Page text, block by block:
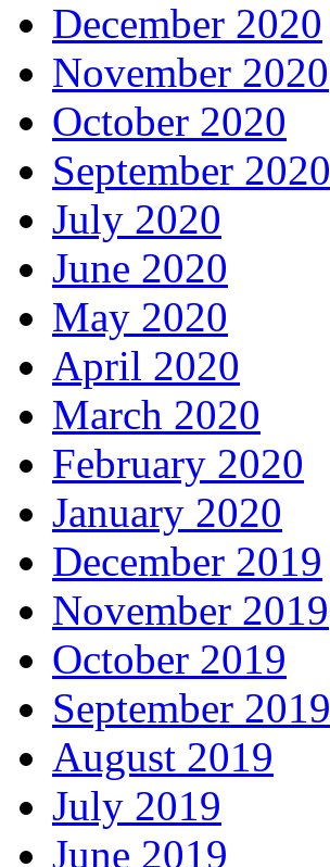
December 2020
November 2020
October 2020
September 2020
July 2020
June 2020
May 2020
April 2020
March 2020
February 2020
January 2020
December 2019
November 2019
October 2019
September 2019
August 2019
July 2019
June 2019